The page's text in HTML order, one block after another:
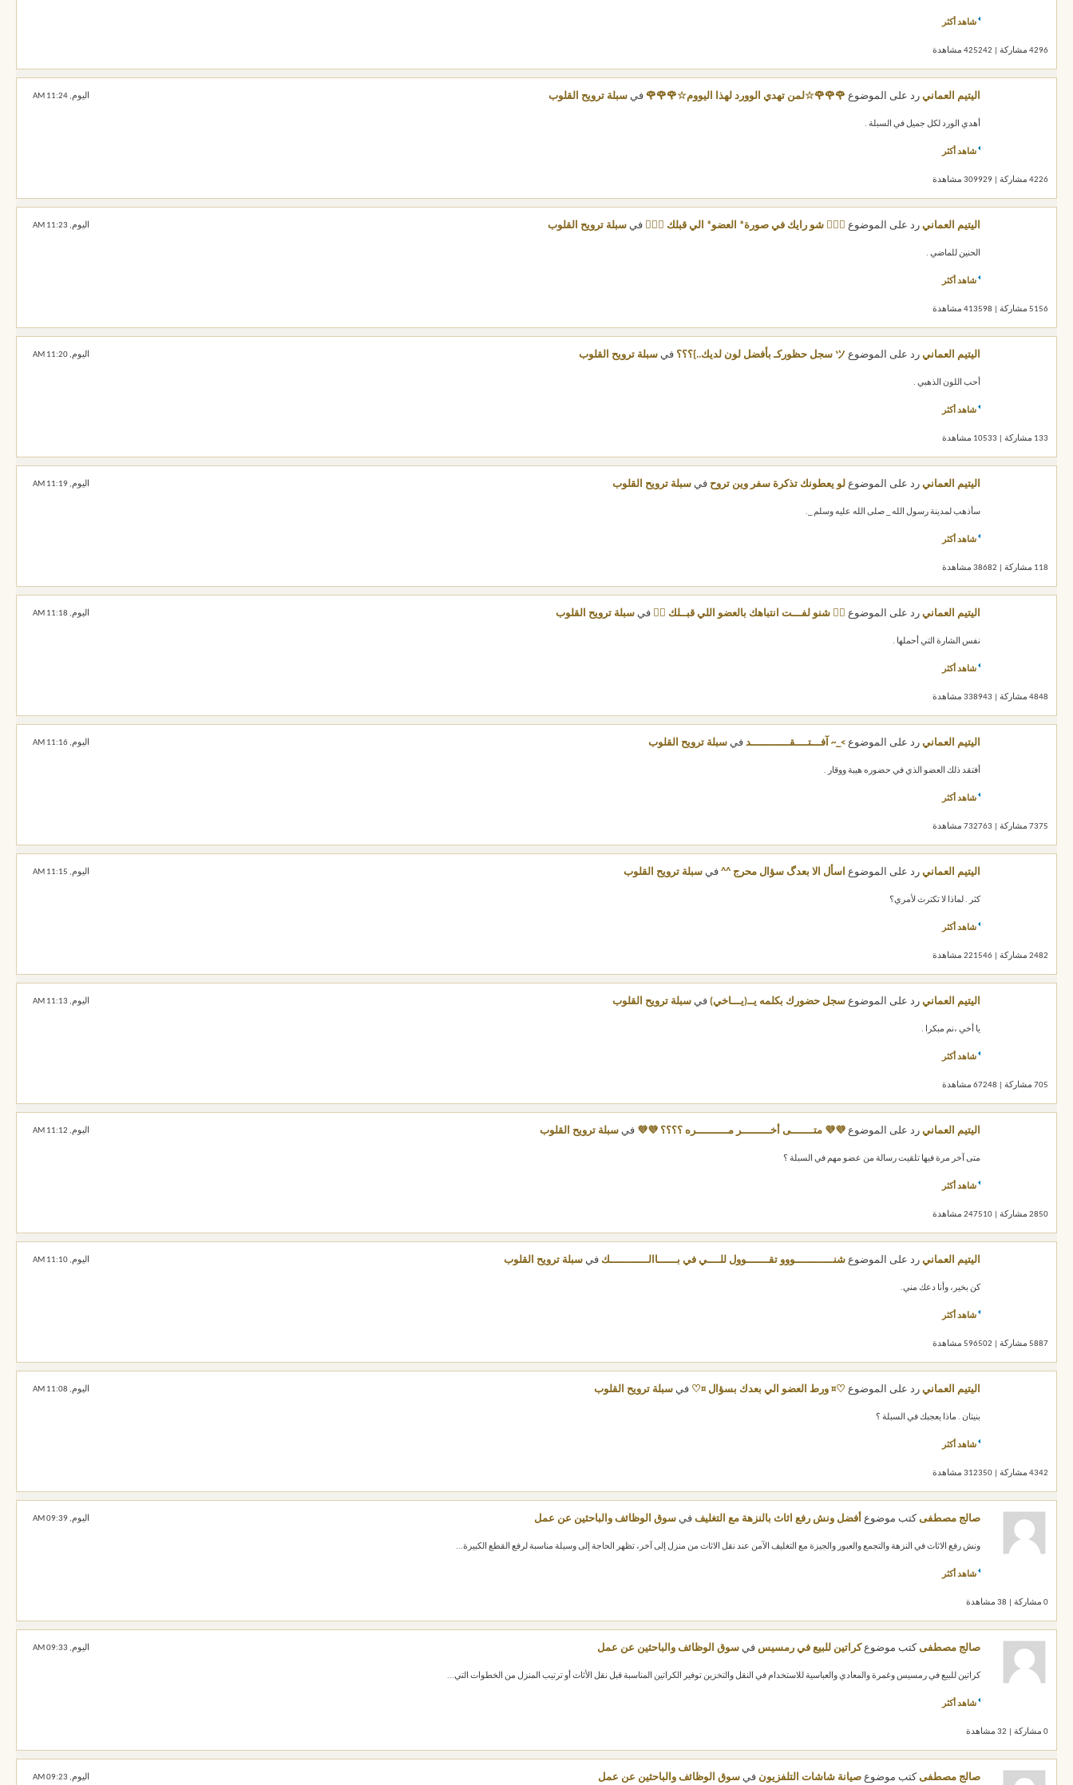
شاهد أكثر
4296 مشاركة | 425242 مشاهدة
اليوم, 11:24 AM اليتيم العماني رد على الموضوع 🌹🌹🌹☆لمن تهدي الوورد لهذا اليووم☆🌹🌹🌹 في سبلة ترويح القلوب
أهدي الورد لكل جميل في السبلة .
شاهد أكثر
4226 مشاركة | 309929 مشاهدة
اليوم, 11:23 AM اليتيم العماني رد على الموضوع  شو رايك في صورة* العضو* الي قبلك  في سبلة ترويح القلوب
الحنين للماضي .
شاهد أكثر
5156 مشاركة | 413598 مشاهدة
اليوم, 11:20 AM اليتيم العماني رد على الموضوع ツ سجل حظوركـ بأفضل لون لديك..}؟؟؟ في سبلة ترويح القلوب
أحب اللون الذهبي .
شاهد أكثر
133 مشاركة | 10533 مشاهدة
اليوم, 11:19 AM اليتيم العماني رد على الموضوع لو يعطونك تذكرة سفر وين تروح في سبلة ترويح القلوب
سأذهب لمدينة رسول الله _ صلى الله عليه وسلم _.
شاهد أكثر
118 مشاركة | 38682 مشاهدة
اليوم, 11:18 AM اليتيم العماني رد على الموضوع ✌🏻 شنو لفـــت انتباهك بالعضو اللي قبــلك ✌🏻 في سبلة ترويح القلوب
نفس الشارة التي أحملها .
شاهد أكثر
4848 مشاركة | 338943 مشاهدة
اليوم, 11:16 AM اليتيم العماني رد على الموضوع >_~ آفـــتــــقــــــــــــد في سبلة ترويح القلوب
أفتقد ذلك العضو الذي في حضوره هيبة ووقار .
شاهد أكثر
7375 مشاركة | 732763 مشاهدة
اليوم, 11:15 AM اليتيم العماني رد على الموضوع اسأل الا بعدگ سؤال محرج ^^ في سبلة ترويح القلوب
كثر . لماذا لا تكترث لأمري؟
شاهد أكثر
2482 مشاركة | 221546 مشاهدة
اليوم, 11:13 AM اليتيم العماني رد على الموضوع سجل حضورك بكلمه يــ(يـــاخي) في سبلة ترويح القلوب
يا أخي ،نم مبكرا .
شاهد أكثر
705 مشاركة | 67248 مشاهدة
اليوم, 11:12 AM اليتيم العماني رد على الموضوع 💜💜 متـــــــى أخـــــــــر مــــــــــره ؟؟؟؟ 💜💜 في سبلة ترويح القلوب
متى آخر مرة فيها تلقيت رسالة من عضو مهم في السبلة ؟
شاهد أكثر
2850 مشاركة | 247510 مشاهدة
اليوم, 11:10 AM اليتيم العماني رد على الموضوع شنــــــــــــووو تقـــــــوول للــــي في بــــــاالــــــــــــك في سبلة ترويح القلوب
كن بخير، وأنا دعك مني.
شاهد أكثر
5887 مشاركة | 596502 مشاهدة
اليوم, 11:08 AM اليتيم العماني رد على الموضوع ♡¤ ورط العضو الي بعدك بسؤال ¤♡ في سبلة ترويح القلوب
بنيتان . ماذا يعجبك في السبلة ؟
شاهد أكثر
4342 مشاركة | 312350 مشاهدة
اليوم, 09:39 AM صالج مصطفى كتب موضوع أفضل ونش رفع اثاث بالنزهة مع التغليف في سوق الوظائف والباحثين عن عمل
ونش رفع الاثاث في النزهة والتجمع والعبور والجيزة مع التغليف الآمن عند نقل الاثاث من منزل إلى آخر، تظهر الحاجة إلى وسيلة مناسبة لرفع القطع الكبيرة...
شاهد أكثر
0 مشاركة | 38 مشاهدة
اليوم, 09:33 AM صالج مصطفى كتب موضوعكراتين للبيع في رمسيس في سوق الوظائف والباحثين عن عمل
كراتين للبيع في رمسيس وغمرة والمعادي والعباسية للاستخدام في النقل والتخزين توفير الكراتين المناسبة قبل نقل الأثاث أو ترتيب المنزل من الخطوات التي...
شاهد أكثر
0 مشاركة | 32 مشاهدة
اليوم, 09:23 AM صالج مصطفى كتب موضوع صيانة شاشات التلفزيون في سوق الوظائف والباحثين عن عمل